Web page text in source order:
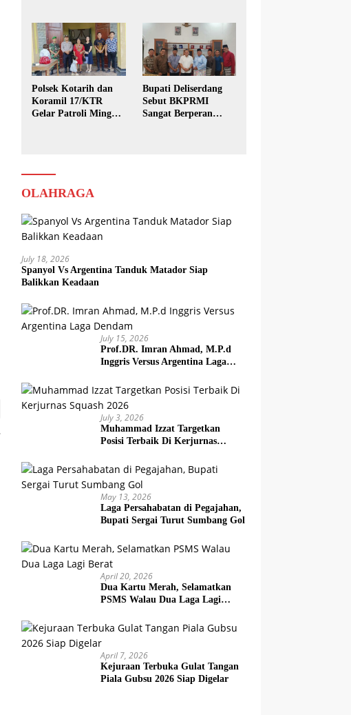
Polsek Kotarih dan
Koramil 17/KTR
Gelar Patroli Minggu
Bupati Deliserdang
Sebut BKPRMI
Sangat Berperan
OLAHRAGA
July 18, 2026
Spanyol Vs Argentina Tanduk Matador Siap
Balikkan Keadaan
July 15, 2026
Prof.DR. Imran Ahmad, M.P.d
Inggris Versus Argentina Laga
July 3, 2026
Muhammad Izzat Targetkan
Posisi Terbaik Di Kerjurnas
May 13, 2026
Laga Persahabatan di Pegajahan,
Bupati Sergai Turut Sumbang Gol
April 20, 2026
Dua Kartu Merah, Selamatkan
PSMS Walau Dua Laga Lagi
April 7, 2026
Kejuraan Terbuka Gulat Tangan
Piala Gubsu 2026 Siap Digelar